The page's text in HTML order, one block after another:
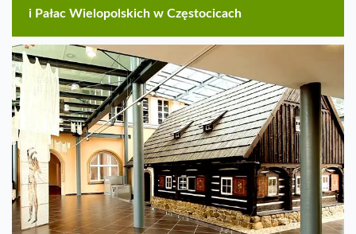
i Pałac Wielopolskich w Częstocicach